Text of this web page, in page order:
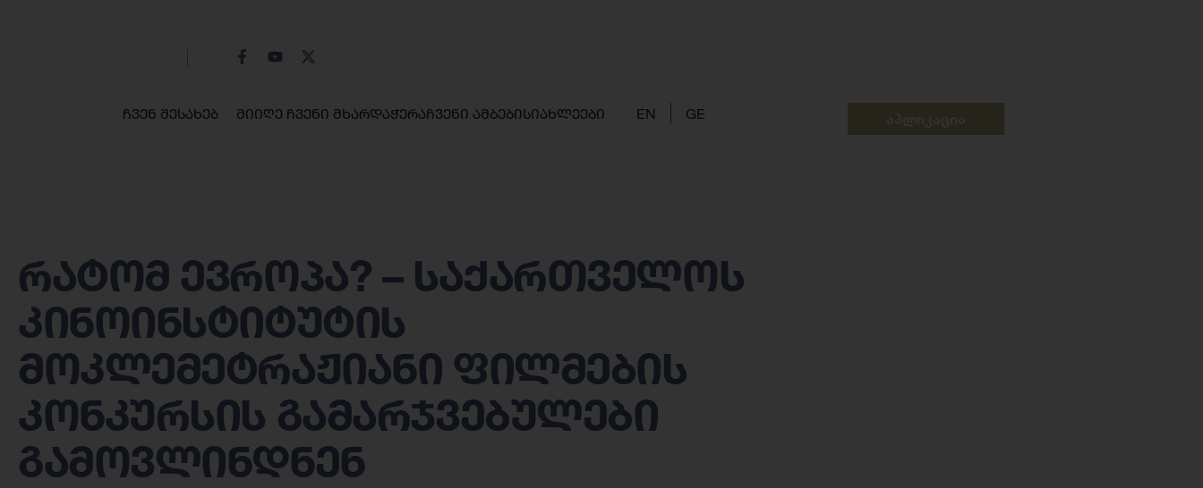
ჩვენ შესახებ მიიღე ჩვენი მხარდაჭერაჩვენი ამბებისიახლეები EN GE
რატომ ევროპა? – საქართველოს
კინოინსტიტუტის
მოკლემეტრაჟიანი ფილმების
კონკურსის გამარჯვებულები
გამოვლინდნენ